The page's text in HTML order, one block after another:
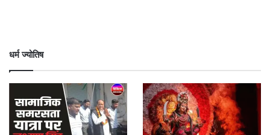
धर्म ज्योतिष